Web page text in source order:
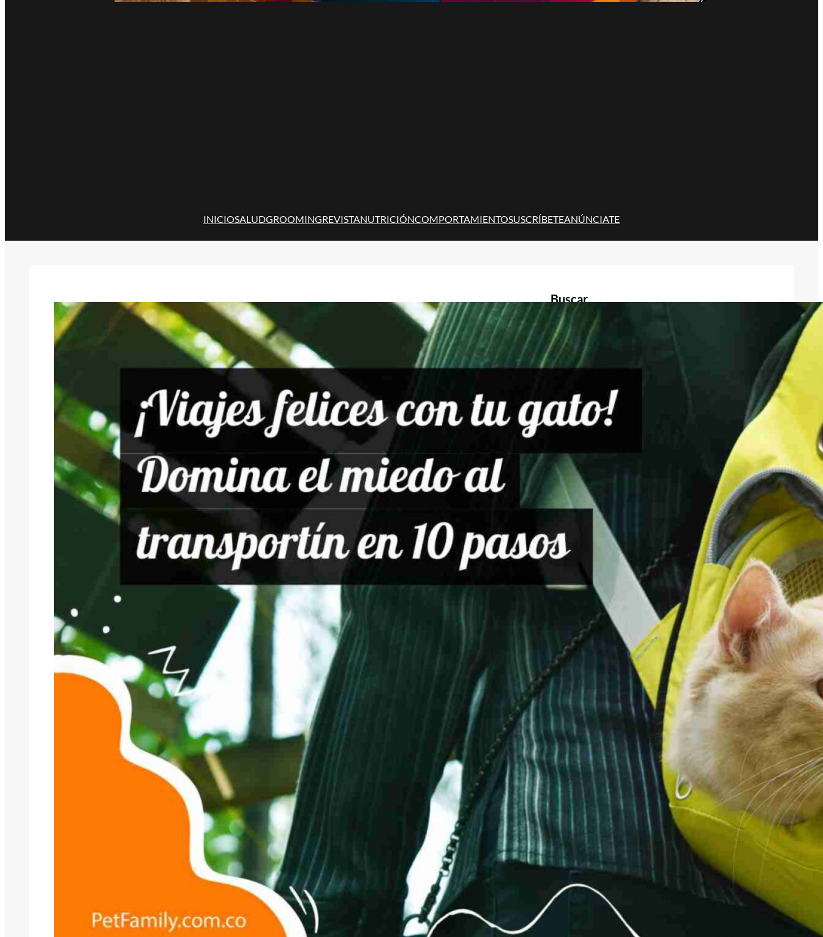
INICIOSALUDGROOMINGREVISTANUTRICIÓNCOMPORTAMIENTOSUSCRÍBETEANÚNCIATE
Buscar
Publicidad
Publicidad
Social Media
TikTok WhatsApp Instagram YouTube Facebook Twitter
Clic para suscribirte a la revista
Revista